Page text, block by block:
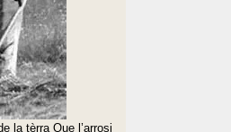
la tèrra Que l’arrosi